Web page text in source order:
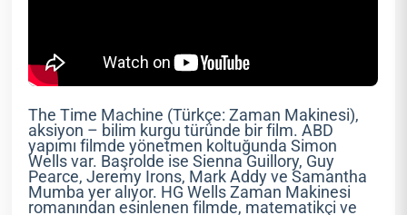
The Time Machine (Türkçe: Zaman Makinesi),
aksiyon – bilim kurgu türünde bir film. ABD
yapımı filmde yönetmen koltuğunda Simon
Wells var. Başrolde ise Sienna Guillory, Guy
Pearce, Jeremy Irons, Mark Addy ve Samantha
Mumba yer alıyor. HG Wells Zaman Makinesi
romanından esinlenen filmde, matematikçi ve